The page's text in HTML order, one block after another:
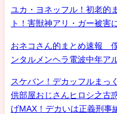
ユカ・ヨネッフル！初老的
ト！害獣神アリ・ガー被害
おネコさん的まとめ速報
ンタルメンヘラ電波中年ア
スケバン！デカッフルまっ
供部屋おじさんヒロシ之古
げMAX！デカいは正義刑事